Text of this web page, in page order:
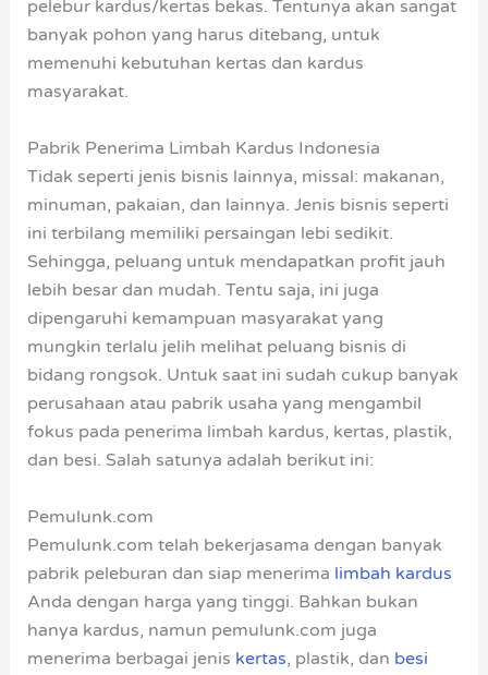
pelebur kardus/kertas bekas. Tentunya akan sangat
banyak pohon yang harus ditebang, untuk
memenuhi kebutuhan kertas dan kardus
masyarakat.
Pabrik Penerima Limbah Kardus Indonesia
Tidak seperti jenis bisnis lainnya, missal: makanan,
minuman, pakaian, dan lainnya. Jenis bisnis seperti
ini terbilang memiliki persaingan lebi sedikit.
Sehingga, peluang untuk mendapatkan profit jauh
lebih besar dan mudah. Tentu saja, ini juga
dipengaruhi kemampuan masyarakat yang
mungkin terlalu jelih melihat peluang bisnis di
bidang rongsok. Untuk saat ini sudah cukup banyak
perusahaan atau pabrik usaha yang mengambil
fokus pada penerima limbah kardus, kertas, plastik,
dan besi. Salah satunya adalah berikut ini:
Pemulunk.com
Pemulunk.com telah bekerjasama dengan banyak
pabrik peleburan dan siap menerima limbah kardus
Anda dengan harga yang tinggi. Bahkan bukan
hanya kardus, namun pemulunk.com juga
menerima berbagai jenis kertas, plastik, dan besi